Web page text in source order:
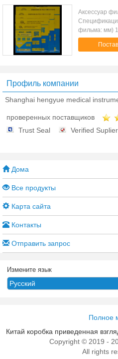
Аксессуар
фильма: мм)
203кс254/8»
кс12»
Профиль компании
Shanghai hengyue medical
проверенных поставщиков
Trust Seal
Verified Suplier
Дома
Все продукты
Карта сайта
Контакты
Отправить запрос
Измените язык
Полное
Китай коробка приведенная
Copyright © 2019 -
All rights